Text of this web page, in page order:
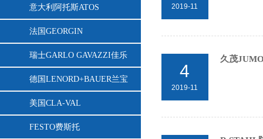
意大利阿托斯ATOS
法国GEORGIN
瑞士GARLO GAVAZZI佳乐
德国LENORD+BAUER兰宝
美国CLA-VAL
FESTO费斯托
2019-11
4
2019-11
久茂